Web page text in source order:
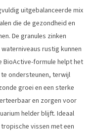
uitgebalanceerde mix
die de gezondheid en
De granules zinken
rustig kunnen
BioActive-formule helpt het
ondersteunen, terwijl
groei en een sterke
en zorgen voor
helder blijft. Ideaal
vissen met een